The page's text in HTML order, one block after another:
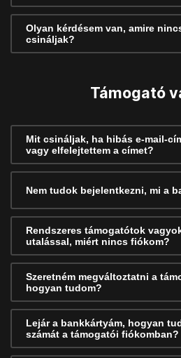
Olyan kérdésem van, amire
csináljak?
Támogató
Mit csináljak, ha hibás e-mail-
vagy elfelejtettem a címet?
Nem tudok bejelentkezni, mi a
Rendszeres támogatótok
utalással, miért nincs fiókom?
Szeretném megváltoztatni a
hogyan tudom?
Lejár a bankkártyám, hogyan
számát a támogatói fiókomban?